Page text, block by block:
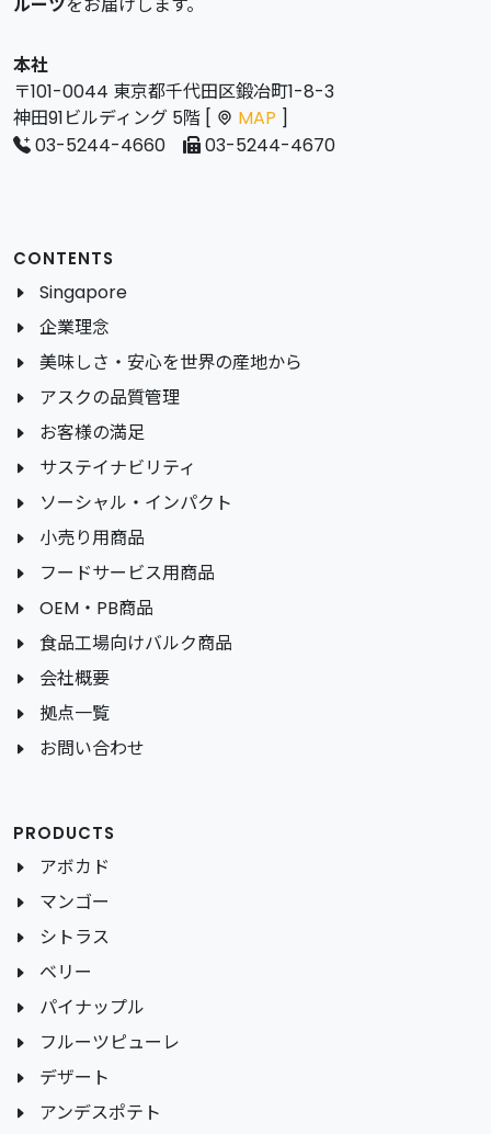
ルーツをお届けします。
本社
〒101-0044 東京都千代田区鍛冶町1-8-3
神田91ビルディング 5階 [
MAP ]
03-5244-4660
03-5244-4670
CONTENTS
Singapore
企業理念
美味しさ・安心を世界の産地から
アスクの品質管理
お客様の満足
サステイナビリティ
ソーシャル・インパクト
小売り用商品
フードサービス用商品
OEM・PB商品
食品工場向けバルク商品
会社概要
拠点一覧
お問い合わせ
PRODUCTS
アボカド
マンゴー
シトラス
ベリー
パイナップル
フルーツピューレ
デザート
アンデスポテト